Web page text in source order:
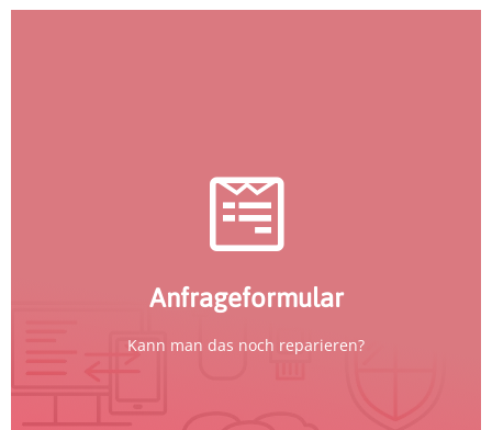
Anfrageformular
Kann man das noch reparieren?
ausfüllen und wir sagen es Dir!
zum Formular